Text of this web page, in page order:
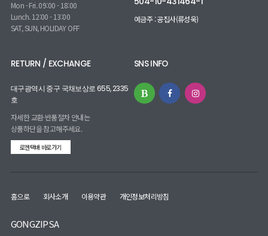
Mon - Fri. 09:00 - 18:00
Lunch. 12:00 - 13:00
SAT, SUN, HOLIDAY OFF
예금주 : 공집사(류성욱)
RETURN / EXCHANGE
대구광역시 중구 국채보상로 655, 2335
호
자세한 교환·반품절차 안내는
상품하단을 참고해주세요.
로젠택배 바로가기
SNS INFO
홈으로 회사소개 이용약관 개인정보처리방침
GONGZIPSA